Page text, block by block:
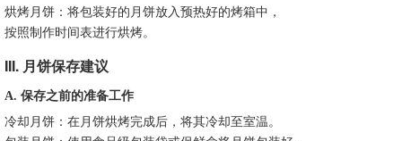
烘烤月饼：将包装好的月饼放入预热好的烤箱中，
按照制作时间表进行烘烤。
III. 月饼保存建议
A. 保存之前的准备工作
冷却月饼：在月饼烘烤完成后，将其冷却至室温。